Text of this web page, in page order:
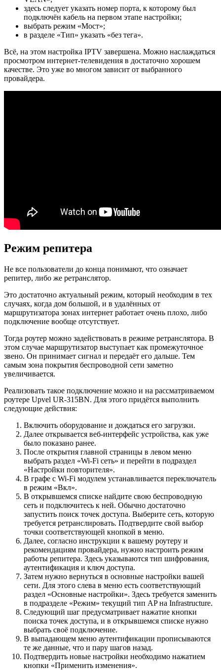
здесь следует указать номер порта, к которому был
подключён кабель на первом этапе настройки;
выбрать режим «Мост»;
в разделе «Тип» указать «без тега».
Всё, на этом настройка IPTV завершена. Можно наслаждаться
просмотром интернет-телевидения в достаточно хорошем
качестве. Это уже во многом зависит от выбранного
провайдера.
Режим репитера
Не все пользователи до конца понимают, что означает
репитер, либо же ретранслятор.
Это достаточно актуальный режим, который необходим в тех
случаях, когда дом большой, и в удалённых от
маршрутизатора зонах интернет работает очень плохо, либо
подключение вообще отсутствует.
Тогда роутер можно задействовать в режиме ретранслятора. В
этом случае маршрутизатор выступает как промежуточное
звено. Он принимает сигнал и передаёт его дальше. Тем
самым зона покрытия беспроводной сети заметно
увеличивается.
Реализовать такое подключение можно и на рассматриваемом
роутере Upvel UR-315BN. Для этого придётся выполнить
следующие действия:
Включить оборудование и дождаться его загрузки.
Далее открывается веб-интерфейс устройства, как уже
было показано ранее.
После открытия главной страницы в левом меню
выбрать раздел «Wi-Fi сеть» и перейти в подраздел
«Настройки повторителя».
В графе с Wi-Fi модулем устанавливается переключатель
в режим «Вкл».
В открывшемся списке найдите свою беспроводную
сеть и подключитесь к ней. Обычно достаточно
запустить поиск точек доступа. Выберите сеть, которую
требуется ретранслировать. Подтвердите свой выбор
точки соответствующей кнопкой в меню.
Далее, согласно инструкции к вашему роутеру и
рекомендациям провайдера, нужно настроить режим
работы репитера. Здесь указываются тип шифрования,
аутентификация и ключ доступа.
Затем нужно вернуться в основные настройки вашей
сети. Для этого слева в меню есть соответствующий
раздел «Основные настройки». Здесь требуется заменить
в подразделе «Режим» текущий тип AP на Infrastructure.
Следующий шаг предусматривает нажатие кнопки
поиска точек доступа, и в открывшемся списке нужно
выбрать своё подключение.
В выпадающем меню аутентификации прописываются
те же данные, что и пару шагов назад.
Подтвердить новые настройки необходимо нажатием
кнопки «Применить изменения».